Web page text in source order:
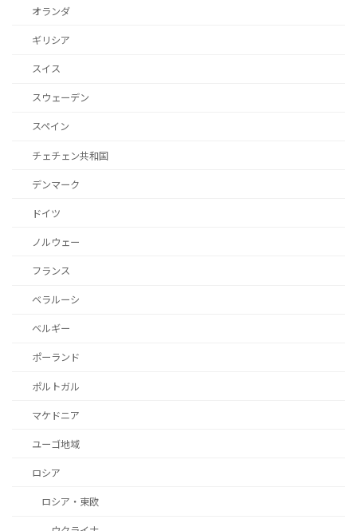
オランダ
ギリシア
スイス
スウェーデン
スペイン
チェチェン共和国
デンマーク
ドイツ
ノルウェー
フランス
ベラルーシ
ベルギー
ポーランド
ポルトガル
マケドニア
ユーゴ地域
ロシア
ロシア・東欧